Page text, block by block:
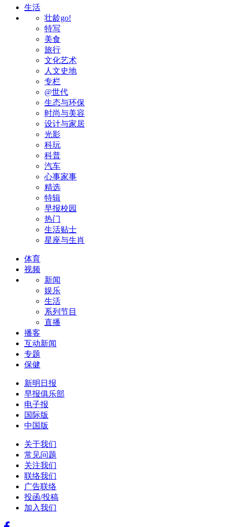
生活
壮龄go!
特写
美食
旅行
文化艺术
人文史地
专栏
@世代
生态与环保
时尚与美容
设计与家居
光影
科玩
科普
汽车
心事家事
精选
特辑
早报校园
热门
生活贴士
星座与生肖
体育
视频
新闻
娱乐
生活
系列节目
直播
播客
互动新闻
专题
保健
新明日报
早报俱乐部
电子报
国际版
中国版
关于我们
常见问题
关注我们
联络我们
广告联络
投函/投稿
加入我们